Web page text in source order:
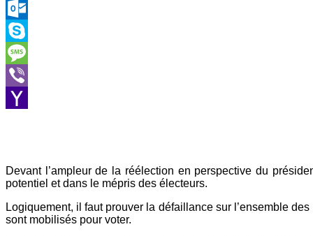
LinkedIn
Outlook.com
Skype
Message
Viber
Devant l’ampleur de la réélection en perspective du
potentiel et dans le mépris des électeurs.
Logiquement, il faut prouver la défaillance sur l’ensemble
sont mobilisés pour voter.